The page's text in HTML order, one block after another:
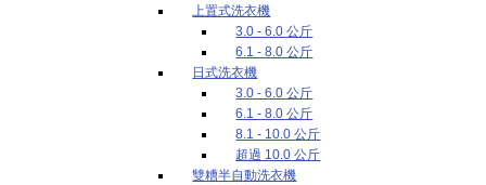
上置式洗衣機
3.0 - 6.0 公斤
6.1 - 8.0 公斤
日式洗衣機
3.0 - 6.0 公斤
6.1 - 8.0 公斤
8.1 - 10.0 公斤
超過 10.0 公斤
雙糟半自動洗衣機